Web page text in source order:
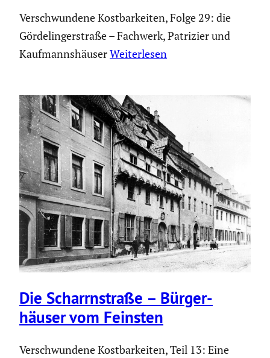
Verschwundene Kostbarkeiten, Folge 29: die
Gördelingerstraße – Fachwerk, Patrizier und
KaufmannshäuserWeiterlesen
Die Scharrn­straße – Bürger­
häuser vom Feinsten
Verschwundene Kostbarkeiten, Teil 13: Eine